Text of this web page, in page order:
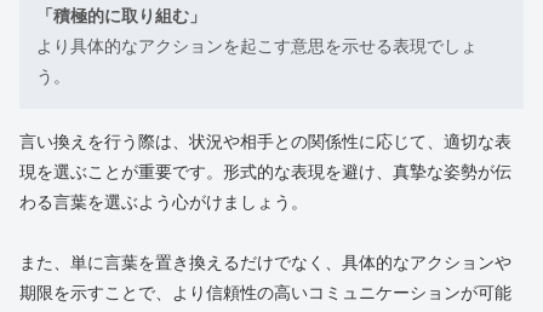
「積極的に取り組む」
より具体的なアクションを起こす意思を示せる表現でしょ
う。
言い換えを行う際は、状況や相手との関係性に応じて、適切な表
現を選ぶことが重要です。形式的な表現を避け、真摯な姿勢が伝
わる言葉を選ぶよう心がけましょう。
また、単に言葉を置き換えるだけでなく、具体的なアクションや
期限を示すことで、より信頼性の高いコミュニケーションが可能